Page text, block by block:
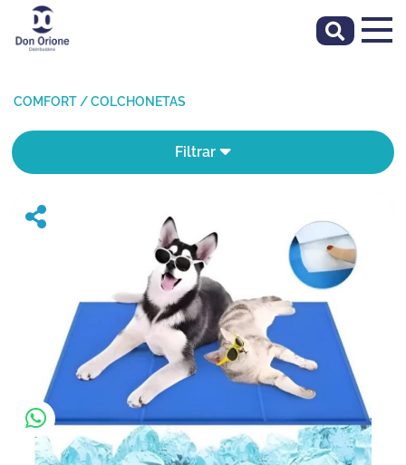
COMFORT /COLCHONETAS
Filtrar